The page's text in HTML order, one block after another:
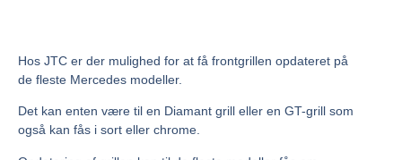
Hos JTC er der mulighed for at få frontgrillen opdateret på
de fleste Mercedes modeller.
Det kan enten være til en Diamant grill eller en GT-grill som
også kan fås i sort eller chrome.